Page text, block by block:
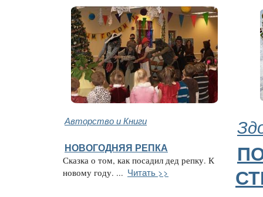
Авторство и Книги
НОВОГОДНЯЯ РЕПКА
Сказка о том, как посадил дед репку. К
новому году. ... Читать >>